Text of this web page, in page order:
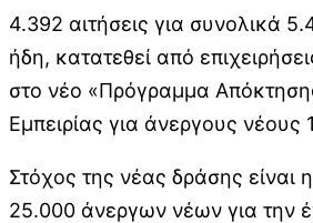
4.392 αιτήσεις για συνολικά
ήδη, κατατεθεί από
στο νέο «Πρόγραμμα
Εμπειρίας για άνεργους νέους
Στόχος της νέας δράσης είναι
25.000 άνεργων νέων για την